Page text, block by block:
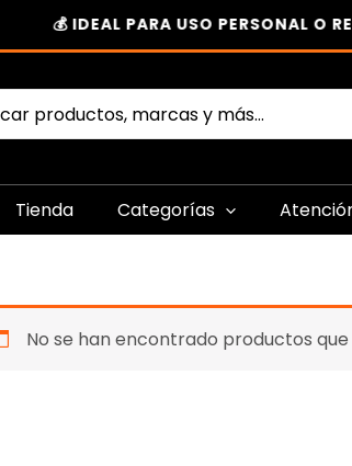
💰 IDEAL PARA USO PERSONAL O
Tienda Categorías
No se han encontrado productos